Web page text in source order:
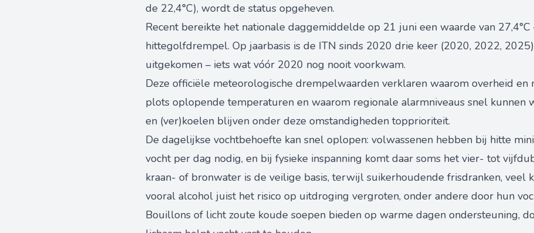
de 22,4°C), wordt de status opgeheven.
Recent bereikte het nationale daggemiddelde op 21 juni een waarde van 27,4°C
hittegolfdrempel. Op jaarbasis is de ITN sinds 2020 drie keer (2020, 2022,
uitgekomen – iets wat vóór 2020 nog nooit voorkwam.
Deze officiële meteorologische drempelwaarden verklaren waarom overheid en
plots oplopende temperaturen en waarom regionale alarmniveaus snel kunnen
en (ver)koelen blijven onder deze omstandigheden topprioriteit.
De dagelijkse vochtbehoefte kan snel oplopen: volwassenen hebben bij hitte
vocht per dag nodig, en bij fysieke inspanning komt daar soms het vier- tot
kraan- of bronwater is de veilige basis, terwijl suikerhoudende frisdranken, veel
vooral alcohol juist het risico op uitdroging vergroten, onder andere door hun
Bouillons of licht zoute koude soepen bieden op warme dagen ondersteuning,